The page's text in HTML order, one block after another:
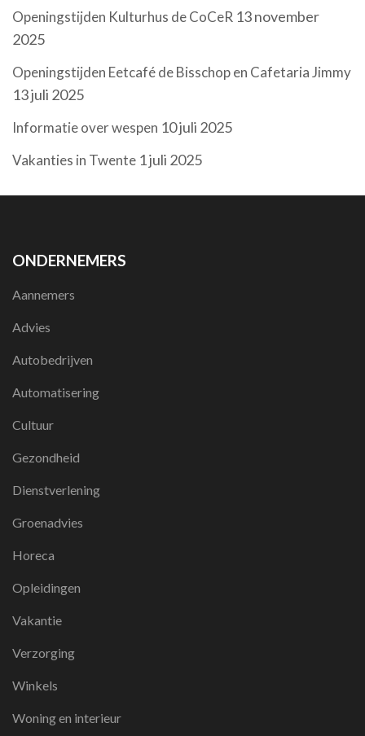
Openingstijden Kulturhus de CoCeR 13 november
2025
Openingstijden Eetcafé de Bisschop en Cafetaria Jimmy
13 juli 2025
Informatie over wespen 10 juli 2025
Vakanties in Twente 1 juli 2025
ONDERNEMERS
Aannemers
Advies
Autobedrijven
Automatisering
Cultuur
Gezondheid
Dienstverlening
Groenadvies
Horeca
Opleidingen
Vakantie
Verzorging
Winkels
Woning en interieur